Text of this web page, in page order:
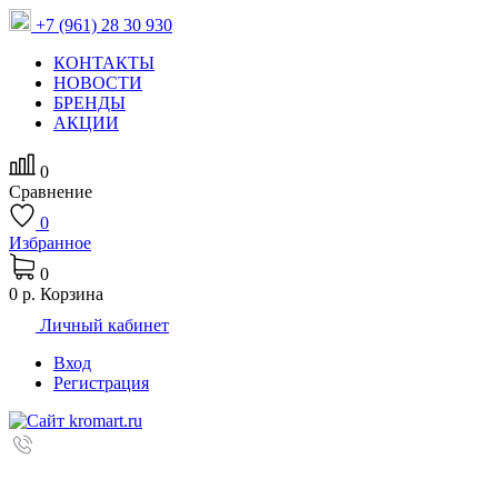
+7 (961) 28 30 930
КОНТАКТЫ
НОВОСТИ
БРЕНДЫ
АКЦИИ
0
Сравнение
0
Избранное
0
0 р. Корзина
Личный кабинет
Вход
Регистрация